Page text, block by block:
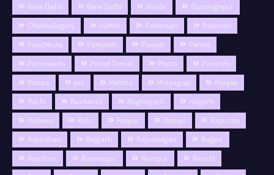
New Dehli
New Delhi Noida
Nursinghpur
Obaidullaganj
outfits Pakistaan
Pakistan
Panchkula
Panipath Panjab
Panna
Paraswada
Petrol Diesel Photo
Poetries
Poitics
pol Politics Prayagraj
Punjab
Rachi
Raebareli Raghogarh
raigarh
Railway
Rain Raipur Raisen
Rajastha
Rajasthan
Rajgarh Rajnandgao
Rajpur
Rajsthan
Ramnagar Rampur
Ranchi